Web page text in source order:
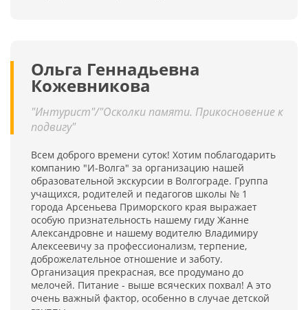
Ольга Геннадьевна
Кожевникова
"Интурист"/"Осколки памяти. Прикосновение к
подвигу"
Всем доброго времени суток! Хотим поблагодарить
компанию "И-Волга" за организацию нашей
образовательной экскурсии в Волгограде. Группа
учащихся, родителей и педагогов школы № 1
города Арсеньева Приморского края выражает
особую признательность нашему гиду Жанне
Александровне и нашему водителю Владимиру
Алексеевичу за профессионализм, терпение,
доброжелательное отношение и заботу.
Организация прекрасная, все продумано до
мелочей. Питание - выше всяческих похвал! А это
очень важный фактор, особенно в случае детской